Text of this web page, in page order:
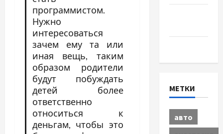
программистом.
Нужно
интересоваться
зачем ему та или
иная вещь, таким
образом родители
будут побуждать
детей более
ответственно
относиться к
деньгам, чтобы это
МЕТКИ
авто